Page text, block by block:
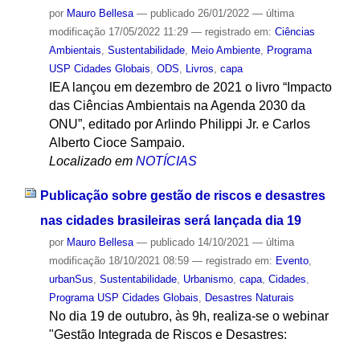
por Mauro Bellesa — publicado26/01/2022 — última
modificação17/05/2022 11:29 — registrado em: Ciências
Ambientais, Sustentabilidade, Meio Ambiente, Programa
USP Cidades Globais, ODS, Livros, capa
IEA lançou em dezembro de 2021 o livro “Impacto
das Ciências Ambientais na Agenda 2030 da
ONU”, editado por Arlindo Philippi Jr. e Carlos
Alberto Cioce Sampaio.
Localizado em NOTÍCIAS
Publicação sobre gestão de riscos e desastres
nas cidades brasileiras será lançada dia 19
por Mauro Bellesa — publicado14/10/2021 — última
modificação18/10/2021 08:59 — registrado em: Evento,
urbanSus, Sustentabilidade, Urbanismo, capa, Cidades,
Programa USP Cidades Globais, Desastres Naturais
No dia 19 de outubro, às 9h, realiza-se o webinar
"Gestão Integrada de Riscos e Desastres: